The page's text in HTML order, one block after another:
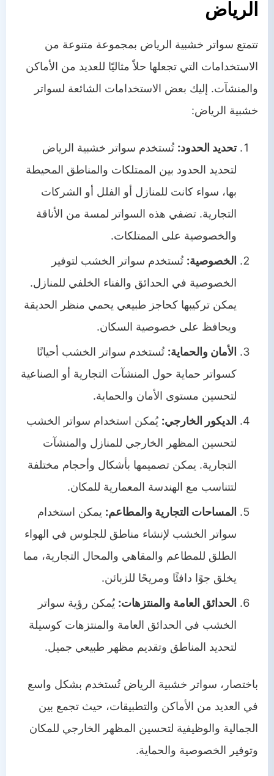
الرياض
تتمتع سواتر خشبية الرياض بمجموعة متنوعة من
الاستخدامات التي تجعلها حلاً مثاليًا للعديد من الأماكن
والمنشآت. إليك بعض الاستخدامات الشائعة لسواتر
خشبية الرياض:
تحديد الحدود: تُستخدم سواتر خشبية الرياض
لتحديد الحدود بين الممتلكات والمناطق المحيطة
بها، سواء كانت للمنازل أو الفلل أو الشركات
التجارية. تضفي هذه السواتر لمسة من الأناقة
والخصوصية على الممتلكات.
الخصوصية: تُستخدم سواتر الخشب لتوفير
الخصوصية في الحدائق والفناء الخلفي للمنازل.
يمكن تركيبها كحاجز طبيعي يحمي منظر الحديقة
ويحافظ على خصوصية السكان.
الأمان والحماية: تُستخدم سواتر الخشب أحيانًا
كسواتر حماية حول المنشآت التجارية أو الصناعية
لتحسين مستوى الأمان والحماية.
الديكور الخارجي: يُمكن استخدام سواتر الخشب
لتحسين المظهر الخارجي للمنازل والمنشآت
التجارية. يمكن تصميمها بأشكال وأحجام مختلفة
لتتناسب مع الهندسة المعمارية للمكان.
المساحات التجارية والمطاعم: يمكن استخدام
سواتر الخشب لإنشاء مناطق للجلوس في الهواء
الطلق للمطاعم والمقاهي والمحال التجارية، مما
يخلق جوًا دافئًا ومريحًا للزبائن.
الحدائق العامة والمنتزهات: يُمكن رؤية سواتر
الخشب في الحدائق العامة والمنتزهات كوسيلة
لتحديد المناطق وتقديم مظهر طبيعي جميل.
باختصار، سواتر خشبية الرياض تُستخدم بشكل واسع
في العديد من الأماكن والتطبيقات، حيث تجمع بين
الجمالية والوظيفية لتحسين المظهر الخارجي للمكان
وتوفير الخصوصية والحماية.